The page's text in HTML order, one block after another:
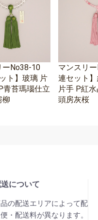
ーNo38-10
ト】玻璃 片
青苔瑪瑙仕立
柳
マンスリ
連セット
片手 P紅
頭房灰桜
について
の配送エリアによって配
・配送料が異なります。